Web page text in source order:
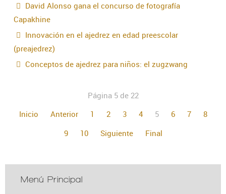
David Alonso gana el concurso de fotografía
Capakhine
Innovación en el ajedrez en edad preescolar
(preajedrez)
Conceptos de ajedrez para niños: el zugzwang
Página 5 de 22
Inicio
Anterior 1 2 3 4 5 6 7
8
9
10 Siguiente Final
Menú Principal